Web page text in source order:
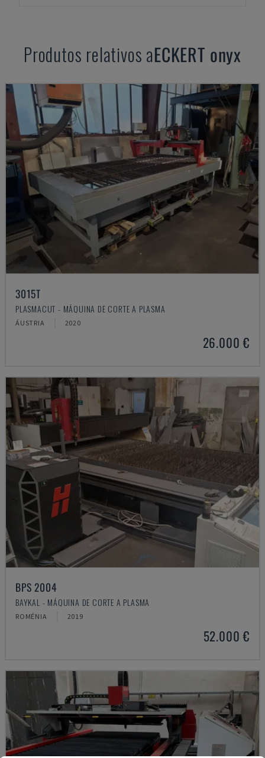
Produtos relativos aECKERT onyx
3015T
PLASMACUT - MÁQUINA DE CORTE A PLASMA
ÁUSTRIA 2020
26.000 €
BPS 2004
BAYKAL - MÁQUINA DE CORTE A PLASMA
ROMÉNIA 2019
52.000 €